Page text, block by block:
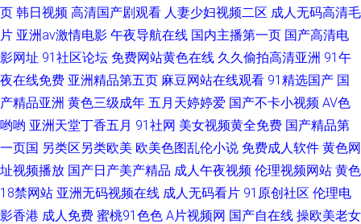
页 韩日视频 高清国产剧观看 人妻少妇视频二区 成人无码高清毛
片 亚洲av激情电影 午夜导航在线 国内主播第一页 国产高清电
影网址 91社区论坛 免费网站黄色在线 久久偷拍高清亚洲 91午
夜在线免费 亚洲精品第五页 麻豆网站在线观看 91精选国产 国
产精品亚洲 黄色三级成年 五月天婷婷爱 国产不卡小视频 AV色
哟哟 亚洲天堂丁香五月 91社网 美女视频黄全免费 国产精品第
一页国 另类区另类欧美 欧美色图乱伦小说 免费成人软件 黄色网
址视频播放 国产日产美产精品 成人午夜视频 伦理视频网站 黄色
18禁网站 亚洲无码视频在线 成人无码看片 91原创社区 伦理电
影香港 成人免费 蜜桃91色色 A片视频网 国产自在线 操欧美老女